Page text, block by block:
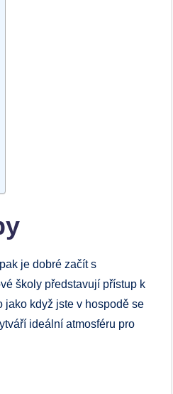
je dobré začít s
školy představují přístup k
jako když jste v hospodě se
ideální atmosféru pro